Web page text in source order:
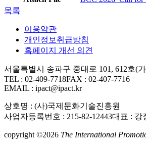
목록
이용약관
개인정보취급방침
홈페이지 개선 의견
서울특별시 송파구 중대로 101, 612호(
TEL : 02-409-7718FAX : 02-407-7716
EMAIL : ipact@ipact.kr
상호명 : (사)국제문화기술진흥원
사업자등록번호 : 215-82-12443대표 : 강
copyright ©2026 The International